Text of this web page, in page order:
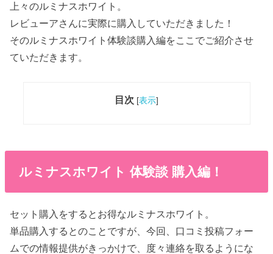
上々のルミナスホワイト。
レビューアさんに実際に購入していただきました！
そのルミナスホワイト体験談購入編をここでご紹介させ
ていただきます。
目次 [表示]
ルミナスホワイト 体験談 購入編！
セット購入をするとお得なルミナスホワイト。
単品購入するとのことですが、今回、口コミ投稿フォー
ムでの情報提供がきっかけで、度々連絡を取るようにな